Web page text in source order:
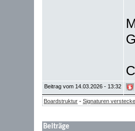
Beitrag vom 14.03.2026 - 13:32
Boardstruktur - Signaturen
Beiträge